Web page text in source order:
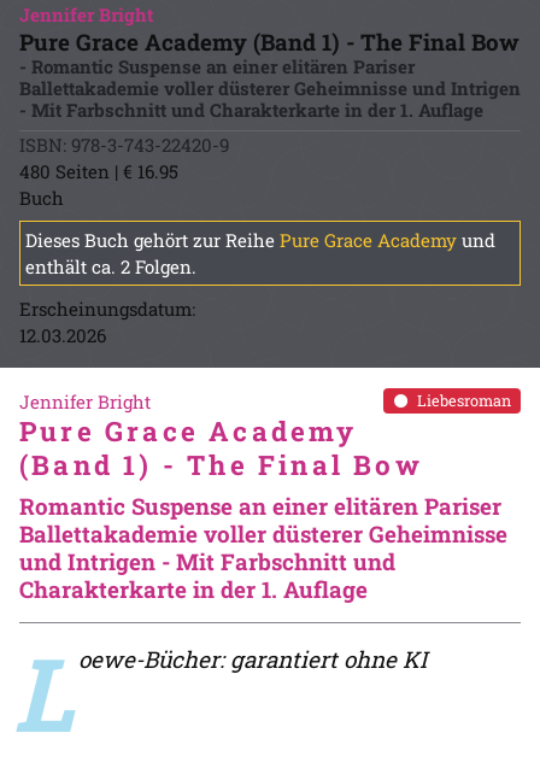
Jennifer Bright
Pure Grace Academy (Band 1) - The Final Bow
- Romantic Suspense an einer elitären Pariser
Ballettakademie voller düsterer Geheimnisse und Intrigen
- Mit Farbschnitt und Charakterkarte in der 1. Auflage
ISBN: 978-3-743-22420-9
480 Seiten | € 16.95
Buch
Dieses Buch gehört zur Reihe Pure Grace Academy und
enthält ca. 2 Folgen.
Erscheinungsdatum:
12.03.2026
Liebesroman
Jennifer Bright
Pure Grace Academy
(Band 1) - The Final Bow
Romantic Suspense an einer elitären Pariser
Ballettakademie voller düsterer Geheimnisse
und Intrigen - Mit Farbschnitt und
Charakterkarte in der 1. Auflage
L oewe-Bücher: garantiert ohne KI